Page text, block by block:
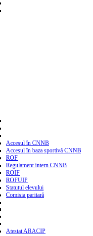
Accesul în CNNB
Accesul în baza sportivă CNNB
ROF
Regulament intern CNNB
ROIF
ROFUIP
Statutul elevului
Comisia paritară
Atestat ARACIP